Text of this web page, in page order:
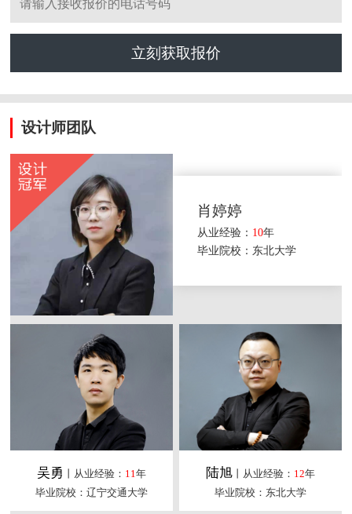
立刻获取报价
设计师团队
肖婷婷
从业经验： 10年
毕业院校：东北大学
吴勇 丨从业经验： 11年
毕业院校：辽宁交通大学
陆旭丨从业经验： 12年
毕业院校：东北大学